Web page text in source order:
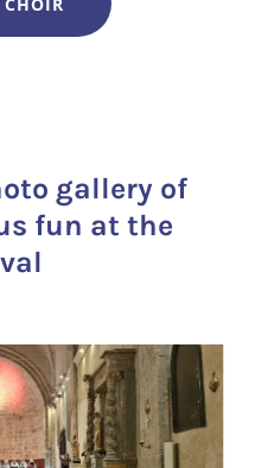
gallery of
fun at the